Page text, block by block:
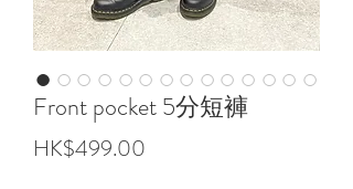
Front pocket 5分短褲
HK$499.00